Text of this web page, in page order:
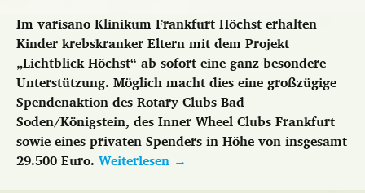
Im varisano Klinikum Frankfurt Höchst erhalten
Kinder krebskranker Eltern mit dem Projekt
„Lichtblick Höchst“ ab sofort eine ganz besondere
Unterstützung. Möglich macht dies eine großzügige
Spendenaktion des Rotary Clubs Bad
Soden/Königstein, des Inner Wheel Clubs Frankfurt
sowie eines privaten Spenders in Höhe von insgesamt
29.500 Euro. Weiterlesen →